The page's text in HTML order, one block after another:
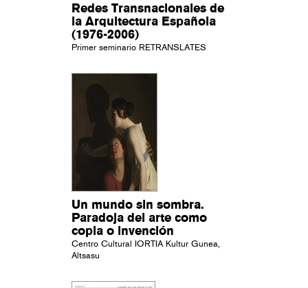
Redes Transnacionales de
la Arquitectura Española
(1976-2006)
Primer seminario RETRANSLATES
Un mundo sin sombra.
Paradoja del arte como
copia o invención
Centro Cultural IORTIA Kultur Gunea,
Altsasu